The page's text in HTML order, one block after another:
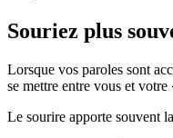
Souriez plus
Lorsque vos paroles sont
se mettre entre vous et
Le sourire apporte souvent